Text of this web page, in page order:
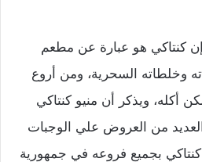
2024 مصر، إن كنتاكي هو عبارة عن مطعم
وخلطاته السحرية، ومن أروع
أكله، ويذكر أن منيو كنتاكي
العديد من العروض علي الوجبات
بجميع فروعه في جمهورية